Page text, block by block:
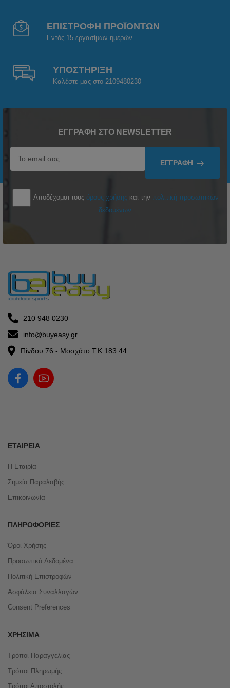
ΕΠΙΣΤΡΟΦΗ ΠΡΟΪΟΝΤΩΝ
Εντός 15 εργασίμων ημερών
ΥΠΟΣΤΗΡΙΞΗ
Καλέστε μας στο 2109480230
ΕΓΓΡΑΦΉ ΣΤΟ NEWSLETTER
ΕΓΓΡΑΦΉ
Αποδέχομαι τους όρους χρήσης και την πολιτική προσωπικών
δεδομένων
210 948 0230
info@buyeasy.gr
Πίνδου 76 - Μοσχάτο Τ.Κ 183 44
ΕΤΑΙΡΕΊΑ
Η Εταιρία
Σημεία Παραλαβής
Επικοινωνία
ΠΛΗΡΟΦΟΡΊΕΣ
Όροι Χρήσης
Προσωπικά Δεδομένα
Πολιτική Επιστροφών
Ασφάλεια Συναλλαγών
Consent Preferences
ΧΡΉΣΙΜΑ
Τρόποι Παραγγελίας
Τρόποι Πληρωμής
Τρόποι Αποστολής